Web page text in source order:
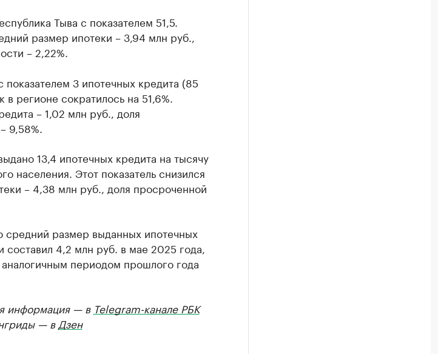
Тыва с показателем 51,5.
размер ипотеки – 3,94 млн руб.,
– 2,22%.
3 ипотечных кредита (85
регионе сократилось на 51,6%.
– 1,02 млн руб., доля
9,58%.
13,4 ипотечных кредита на тысячу
населения. Этот показатель снизился
– 4,38 млн руб., доля просроченной
средний размер выданных ипотечных
составил 4,2 млн руб. в мае 2025 года,
периодом прошлого года
информация — в Telegram-канале РБК
— в Дзен